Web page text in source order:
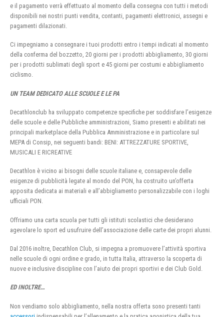
e il pagamento verrà effettuato al momento della consegna con tutti i metodi
disponibili nei nostri punti vendita, contanti, pagamenti elettronici, assegni e
pagamenti dilazionati.
Ci impegniamo a consegnare i tuoi prodotti entro i tempi indicati al momento
della conferma del bozzetto, 20 giorni per i prodotti abbigliamento, 30 giorni
per i prodotti sublimati degli sport e 45 giorni per costumi e abbigliamento
ciclismo.
UN TEAM DEDICATO ALLE SCUOLE E LE PA
Decathlonclub ha sviluppato competenze specifiche per soddisfare l’esigenze
delle scuole e delle Pubbliche amministrazioni, Siamo presenti e abilitati nei
principali marketplace della Pubblica Amministrazione e in particolare sul
MEPA di Consip, nei seguenti bandi: BENI: ATTREZZATURE SPORTIVE,
MUSICALI E RICREATIVE
Decathlon è vicino ai bisogni delle scuole italiane e, consapevole delle
esigenze di pubblicità legate al mondo del PON, ha costruito un’offerta
apposita dedicata ai materiali e all’abbigliamento personalizzabile con i loghi
ufficiali PON.
Offriamo una carta scuola per tutti gli istituti scolastici che desiderano
agevolare lo sport ed usufruire dell’associazione delle carte dei propri alunni.
Dal 2016 inoltre, Decathlon Club, si impegna a promuovere l’attività sportiva
nelle scuole di ogni ordine e grado, in tutta Italia, attraverso la scoperta di
nuove e inclusive discipline con l’aiuto dei propri sportivi e dei Club Gold.
ED INOLTRE…
Non vendiamo solo abbigliamento, nella nostra offerta sono presenti tanti